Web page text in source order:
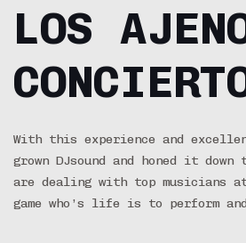
LOS
15
With this experience and
grown DJsound and honed it
are dealing with top musicians
game who’s life is to perform